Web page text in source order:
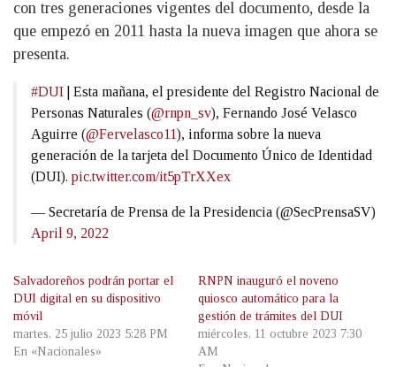
con tres generaciones vigentes del documento, desde la
que empezó en 2011 hasta la nueva imagen que ahora se
presenta.
#DUI | Esta mañana, el presidente del Registro Nacional de
Personas Naturales (@rnpn_sv), Fernando José Velasco
Aguirre (@Fervelasco11), informa sobre la nueva
generación de la tarjeta del Documento Único de Identidad
(DUI). pic.twitter.com/it5pTrXXex
— Secretaría de Prensa de la Presidencia (@SecPrensaSV)
April 9, 2022
Salvadoreños podrán portar el
DUI digital en su dispositivo
móvil
martes, 25 julio 2023 5:28 PM
En «Nacionales»
RNPN inauguró el noveno
quiosco automático para la
gestión de trámites del DUI
miércoles, 11 octubre 2023 7:30
AM